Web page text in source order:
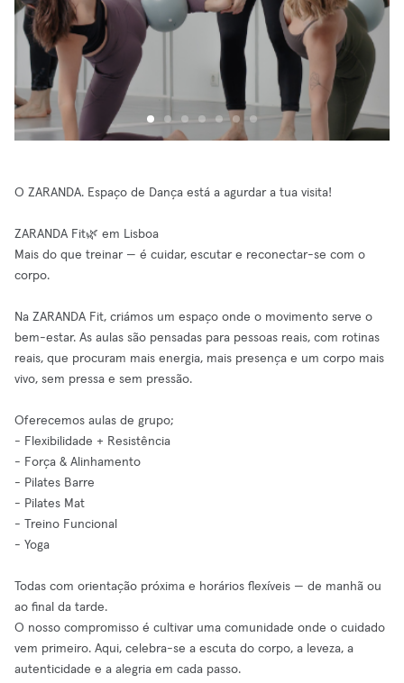
O ZARANDA. Espaço de Dança está a agurdar a tua visita!
ZARANDA Fit🌿 em Lisboa
Mais do que treinar — é cuidar, escutar e reconectar-se com o
corpo.
Na ZARANDA Fit, criámos um espaço onde o movimento serve o
bem-estar. As aulas são pensadas para pessoas reais, com rotinas
reais, que procuram mais energia, mais presença e um corpo mais
vivo, sem pressa e sem pressão.
Oferecemos aulas de grupo;
- Flexibilidade + Resistência
- Força & Alinhamento
- Pilates Barre
- Pilates Mat
- Treino Funcional
- Yoga
Todas com orientação próxima e horários flexíveis — de manhã ou
ao final da tarde.
O nosso compromisso é cultivar uma comunidade onde o cuidado
vem primeiro. Aqui, celebra-se a escuta do corpo, a leveza, a
autenticidade e a alegria em cada passo.